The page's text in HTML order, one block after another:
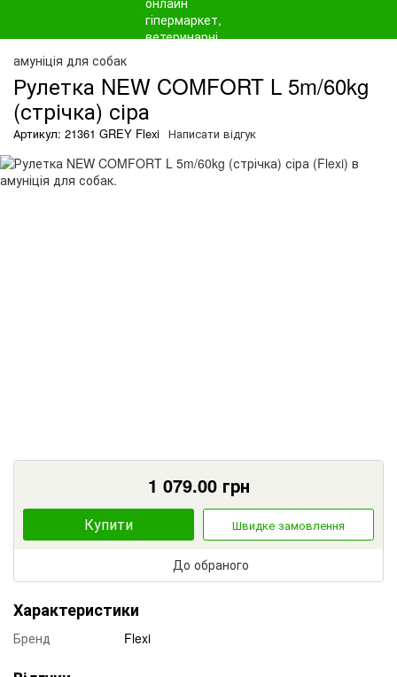
амуніція для собак
Рулетка NEW COMFORT L 5m/60kg
(стрічка) сіра
Артикул: 21361 GREY Flexi Написати відгук
1 079.00грн
Купити Швидке замовлення
До обраного
Характеристики
Бренд Flexi